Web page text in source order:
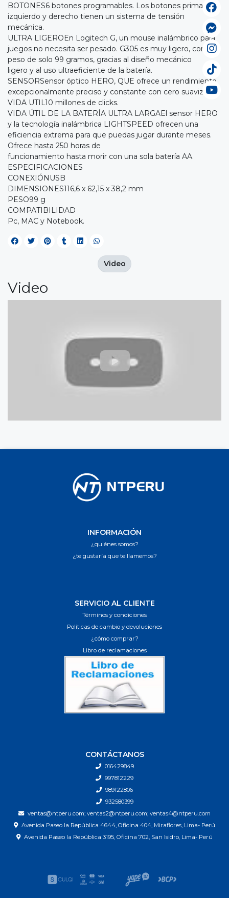
BOTONES6 botones programables. Los botones primarios
izquierdo y derecho tienen un sistema de tensión
mecánica.
ULTRA LIGEROEn Logitech G, un mouse inalámbrico para
juegos no necesita ser pesado. G305 es muy ligero, con un
peso de solo 99 gramos, gracias al diseño mecánico
ligero y al uso ultraeficiente de la batería.
SENSORSensor óptico HERO, QUE ofrece un rendimiento
excepcionalmente preciso y constante con cero suavizado.
VIDA UTIL10 millones de clicks.
VIDA ÚTIL DE LA BATERÍA ULTRA LARGAEl sensor HERO
y la tecnología inalámbrica LIGHTSPEED ofrecen una
eficiencia extrema para que puedas jugar durante meses.
Ofrece hasta 250 horas de
funcionamiento hasta morir con una sola batería AA.
ESPECIFICACIONES
CONEXIÓNUSB
DIMENSIONES116,6 x 62,15 x 38,2 mm
PESO99 g
COMPATIBILIDAD
Pc, MAC y Notebook.
Video
Video
INFORMACIÓN
¿quiénes somos?
¿te gustaría que te llamemos?
SERVICIO AL CLIENTE
Términos y condiciones
Políticas de cambio y devoluciones
¿cómo comprar?
Libro de reclamaciones
CONTÁCTANOS
016429849
997812229
989122806
932580399
ventas@ntperu.com; ventas2@ntperu.com; ventas4@ntperu.com
Avenida Paseo la República 4644, Oficina 404, Miraflores, Lima- Perú
Avenida Paseo la República 3195, Oficina 702, San Isidro, Lima- Perú